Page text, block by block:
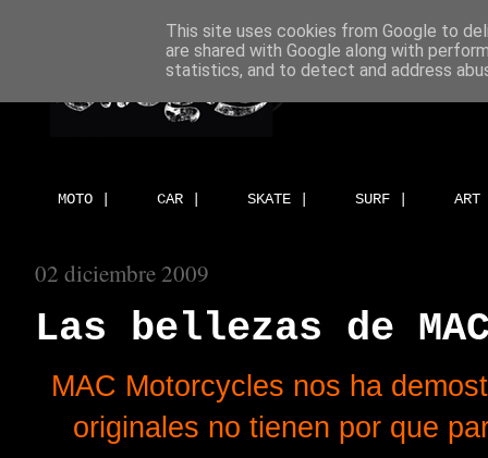
MOTO | CAR | SKATE | SURF |
02 diciembre 2009
Las bellezas de
MAC Motorcycles nos ha
originales no tienen por que
This site uses cookies from Google to
are shared with Google along with
statistics, and to detect and address